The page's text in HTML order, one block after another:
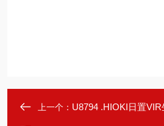
上一个： U8794 .HIOKI日置